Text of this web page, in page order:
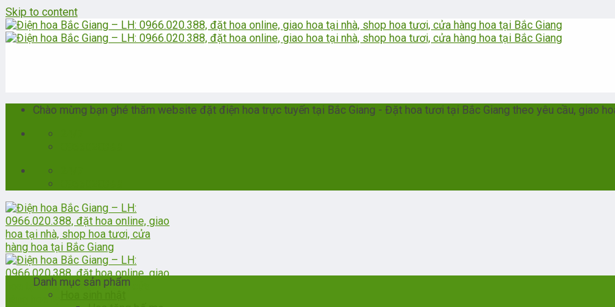
Skip to content
Chào mừng bạn ghé thăm website đặt điện hoa trực tuyến tại Bắc Giang - Đặt hoa tươi tại Bắc Giang theo yêu cầu, giao
Danh mục sản phẩm